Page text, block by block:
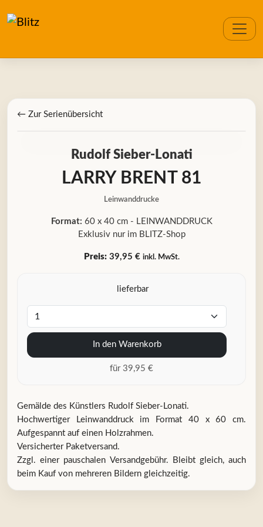
← Zur Serienübersicht
Rudolf Sieber-Lonati
LARRY BRENT 81
Leinwanddrucke
Format: 60 x 40 cm - LEINWANDDRUCK
Exklusiv nur im BLITZ-Shop
Preis:39,95 € inkl. MwSt.
lieferbar
In den Warenkorb
für 39,95 €
Gemälde des Künstlers Rudolf Sieber-Lonati.
Hochwertiger Leinwanddruck im Format 40 x 60 cm.
Aufgespannt auf einen Holzrahmen.
Versicherter Paketversand.
Zzgl. einer pauschalen Versandgebühr. Bleibt gleich, auch
beim Kauf von mehreren Bildern gleichzeitig.